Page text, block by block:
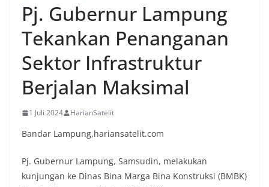
Pj. Gubernur Lampung
Tekankan Penanganan
Sektor Infrastruktur
Berjalan Maksimal
1 Juli 2024 HarianSatelit
Bandar Lampung,hariansatelit.com
Pj. Gubernur Lampung, Samsudin, melakukan
kunjungan ke Dinas Bina Marga Bina Konstruksi (BMBK)